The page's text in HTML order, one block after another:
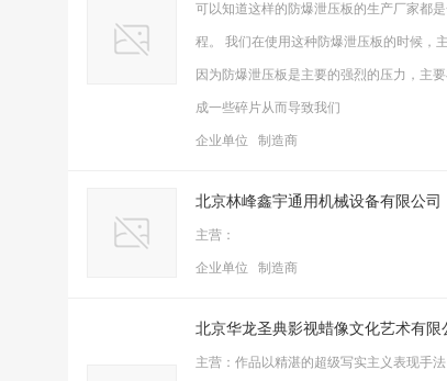
可以知道这样的防爆泄压板的生产厂家都
程。 我们在使用这种防爆泄压板的时候，
因为防爆泄压板是主要的强烈的压力，主
成一些碎片从而导致我们
企业单位 制造商
北京林峰鑫宇通用机械设备有限公司
主营：
企业单位 制造商
北京华龙圣典影视蜡像文化艺术有限
主营：作品以精湛的超级写实主义表现手